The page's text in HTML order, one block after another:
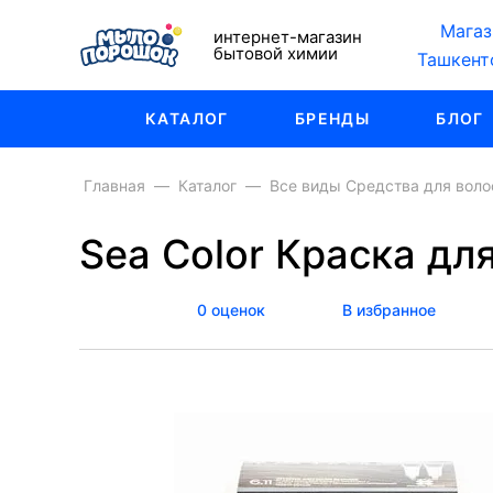
интернет-магазин
бытовой химии
КАТАЛОГ БРЕНДЫ БЛОГ
Главная Каталог Все виды Средства для
Sea Color Краска
0 оценок В избранное